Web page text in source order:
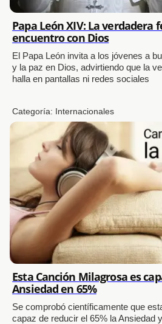
Papa León XIV: La verdadera
encuentro con Dios
El Papa León invita a los jóvenes a
y la paz en Dios, advirtiendo que la
halla en pantallas ni redes sociales
Categoría: Internacionales
Esta Canción Milagrosa es
Ansiedad en 65%
Se comprobó científicamente que
capaz de reducir el 65% la Ansiedad